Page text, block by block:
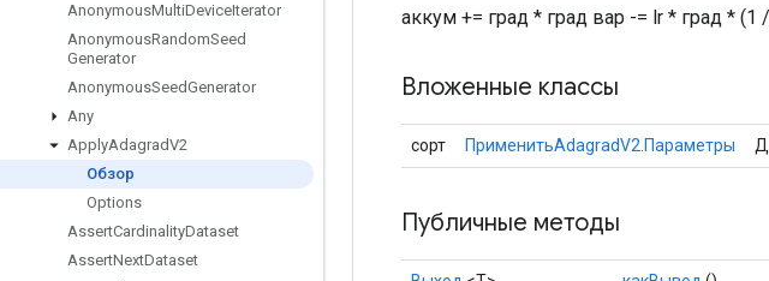
AnonymousMultiDeviceIterator
AnonymousRandomSeed
Generator
AnonymousSeedGenerator
Any
ApplyAdagradV2
Обзор
Options
AssertCardinalityDataset
AssertNextDataset
аккум += град * град вар -= lr * град * (1
Вложенные классы
сорт ПрименитьAdagradV2.Параметры
Публичные методы